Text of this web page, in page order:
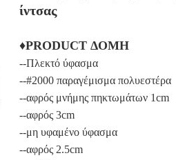
ίντσας
♦PRODUCT ΔΟΜΗ
--Πλεκτό ύφασμα
--#2000 παραγέμισμα πολυεστέρα
--αφρός μνήμης πηκτωμάτων 1cm
--αφρός 3cm
--μη υφαμένο ύφασμα
--αφρός 2.5cm